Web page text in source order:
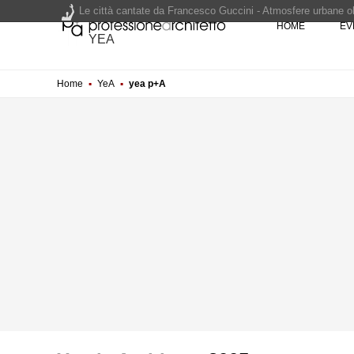
YEA
HOME
Home ▪ YeA ▪ yea p+A
Le città cantate da Francesco Guccini - Atmosfere urbane
Renzo Piano World Tour 2026, ottava edizione in